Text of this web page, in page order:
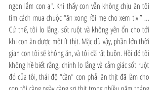
ngon lắm con ạ". Khi thấy con vẫn không chịu ăn tôi
tìm cách mua chuộc “ăn xong rồi mẹ cho xem tivi” …
Cứ thế, tôi lo lắng, sốt ruột và không yên ổn cho tới
khi con ăn được một ít thịt. Mặc dù vậy, phần lớn thời
gian con tôi sẽ không ăn, và tôi đã rất buồn. Hồi đó tôi
không hề biết rằng, chính lo lắng và cảm giác sốt ruột
đó của tôi, thái độ “cần” con phải ăn thịt đã làm cho